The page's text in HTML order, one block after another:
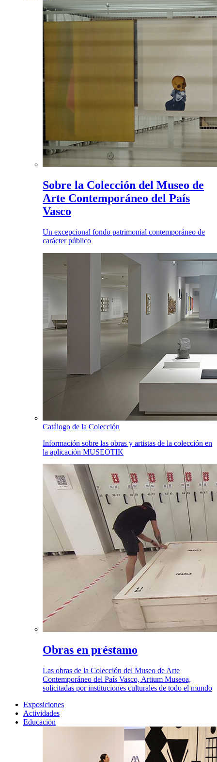
Sobre la Colección del Museo de
Arte Contemporáneo del País
Vasco
Un excepcional fondo patrimonial contemporáneo de
carácter público
Catálogo de la Colección
Información sobre las obras y artistas de la colección en
la aplicación MUSEOTIK
Obras en préstamo
Las obras de la Colección del Museo de Arte
Contemporáneo del País Vasco, Artium Museoa,
solicitadas por instituciones culturales de todo el mundo
Exposiciones
Actividades
Educación